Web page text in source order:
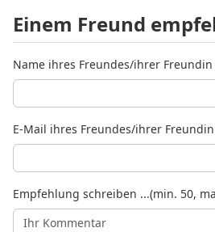
Einem Freund
Name ihres Freundes/ihrer Freundin
E-Mail ihres Freundes/ihrer
Empfehlung schreiben ...(min. 50,